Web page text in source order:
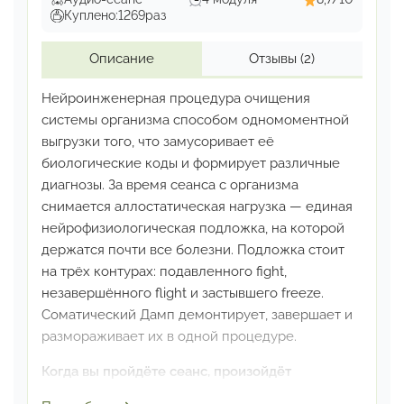
Вместо месяцев работы над собой —
быстрый доступ к нужным изменениям
Результат: вы начинаете действовать по-новому
другому уже не хочется.
СОСТАВ СБОРНИКА:
ЗДОРОВЬЕГипнохилингАзбука снаТехнология
АбсолютЭнерготерапияИзбавление от
наследственных заболеваний
ФИНАНСЫ Денежная магия
ПРОШЛОЕРазминированиетвоего прошлого
ПереродительствоИсцеление кармы
Лаборатория омоложения
Куплено:1269раз
Описание Отзывы(2)
Нейроинженерная процедура очищения
системы организма способом одномоментной
выгрузки того, что замусоривает её
биологические коды и формирует различные
диагнозы. За время сеанса с организма
снимается аллостатическая нагрузка — единая
нейрофизиологическая подложка, на которой
держатся почти все болезни. Подложка стоит
на трёх контурах: подавленного fight,
незавершённого flight и застывшего freeze.
Соматический Дамп демонтирует, завершает и
размораживает их в одной процедуре.
Когда вы пройдёте сеанс, произойдёт